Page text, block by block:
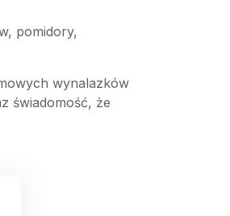
pomidory,
wynalazków
świadomość, że